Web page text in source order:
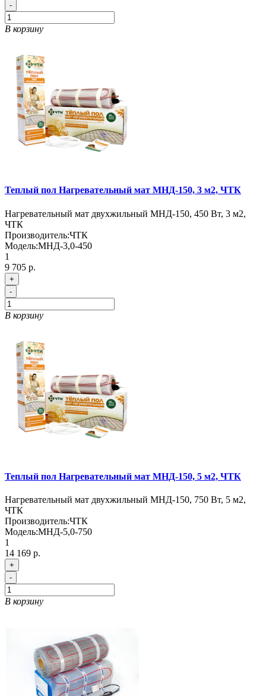
-
В корзину
Теплый пол Нагревательный мат МНД-150, 3 м2, ЧТК
Нагревательный мат двухжильный МНД-150, 450 Вт, 3 м2,
ЧТК
Производитель:ЧТК
Модель:МНД-3,0-450
1
9 705 р.
+
-
В корзину
Теплый пол Нагревательный мат МНД-150, 5 м2, ЧТК
Нагревательный мат двухжильный МНД-150, 750 Вт, 5 м2,
ЧТК
Производитель:ЧТК
Модель:МНД-5,0-750
1
14 169 р.
+
-
В корзину